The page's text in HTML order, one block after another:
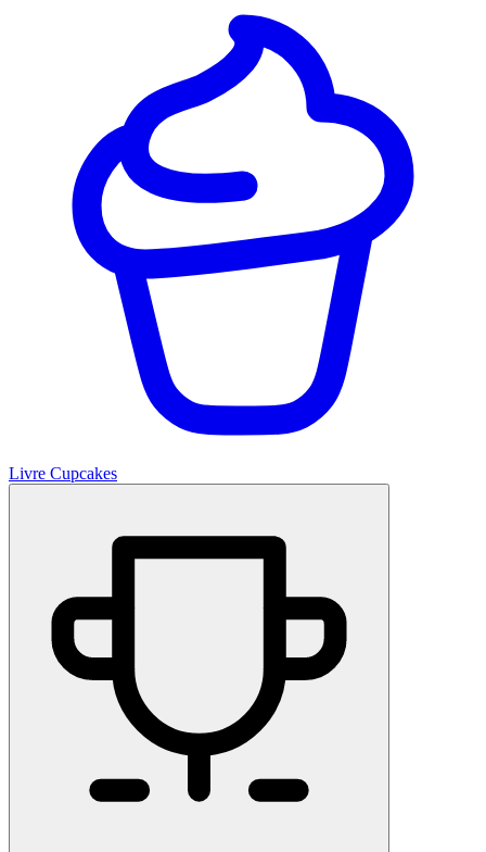
Livre Cupcakes